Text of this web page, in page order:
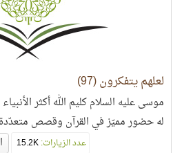
لعلهم يتفكرون (97)
موسى عليه السلام كليم الله أكثر
له حضور مميّز في القرآن وقصص
عدد الزيارات:15.2K